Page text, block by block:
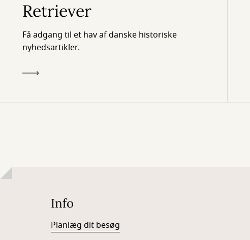
Retriever
Få adgang til et hav af danske historiske
nyhedsartikler.
Info
Planlæg dit besøg